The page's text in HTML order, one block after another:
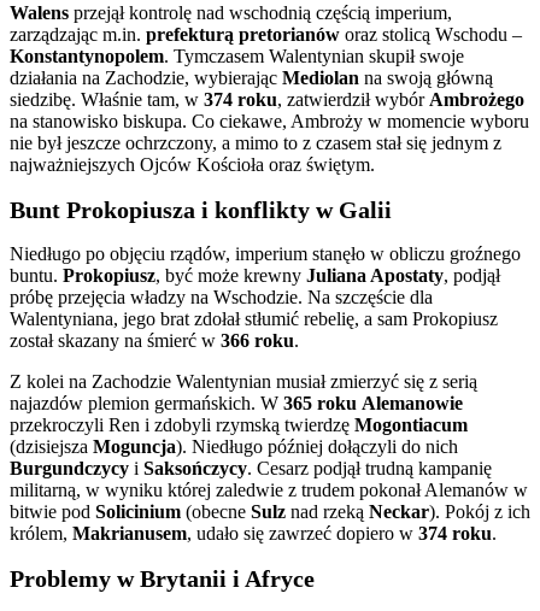
Walens przejął kontrolę nad wschodnią częścią imperium,
zarządzając m.in. prefekturą pretorianów oraz stolicą Wschodu –
Konstantynopolem. Tymczasem Walentynian skupił swoje
działania na Zachodzie, wybierając Mediolan na swoją główną
siedzibę. Właśnie tam, w 374 roku, zatwierdził wybór Ambrożego
na stanowisko biskupa. Co ciekawe, Ambroży w momencie wyboru
nie był jeszcze ochrzczony, a mimo to z czasem stał się jednym z
najważniejszych Ojców Kościoła oraz świętym.
Bunt Prokopiusza i konflikty w Galii
Niedługo po objęciu rządów, imperium stanęło w obliczu groźnego
buntu. Prokopiusz, być może krewny Juliana Apostaty, podjął
próbę przejęcia władzy na Wschodzie. Na szczęście dla
Walentyniana, jego brat zdołał stłumić rebelię, a sam Prokopiusz
został skazany na śmierć w 366 roku.
Z kolei na Zachodzie Walentynian musiał zmierzyć się z serią
najazdów plemion germańskich. W 365 roku Alemanowie
przekroczyli Ren i zdobyli rzymską twierdzę Mogontiacum
(dzisiejsza Moguncja). Niedługo później dołączyli do nich
Burgundczycy i Saksończycy. Cesarz podjął trudną kampanię
militarną, w wyniku której zaledwie z trudem pokonał Alemanów w
bitwie pod Solicinium (obecne Sulz nad rzeką Neckar). Pokój z ich
królem, Makrianusem, udało się zawrzeć dopiero w 374 roku.
Problemy w Brytanii i Afryce